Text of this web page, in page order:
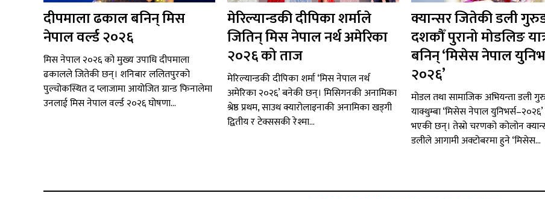
दीपमाला ढकाल बनिन् मिस
नेपाल वर्ल्ड २०२६
मिस नेपाल २०२६ को मुख्य उपाधि दीपमाला
ढकालले जितेकी छन्। शनिबार ललितपुरको
पुल्चोकस्थित द प्लाजामा आयोजित ग्रान्ड फिनालेमा
उनलाई मिस नेपाल वर्ल्ड २०२६ घोषणा...
मेरिल्यान्डकी दीपिका शर्माले
जितिन् मिस नेपाल नर्थ अमेरिका
२०२६ को ताज
मेरिल्यान्डकी दीपिका शर्मा ‘मिस नेपाल नर्थ
अमेरिका २०२६’ बनेकी छन्। मिसिगनकी अनामिका
श्रेष्ठ प्रथम, साउथ क्यारोलाइनाकी अनामिका खड्गी
द्वितीय र टेक्ससकी रेश्मा...
क्यान्सर जितेकी डली
दशकौँ पुरानो मोडलिङ
बनिन् ‘मिसेस नेपाल
२०२६’
मोडल तथा सामाजिक अभियन्ता डली
याक्थुम्बा ‘मिसेस नेपाल
भएकी छन्। तेस्रो चरणको कोलोन
डलीले आगामी अक्टोबरमा हुने ‘मिसेस...